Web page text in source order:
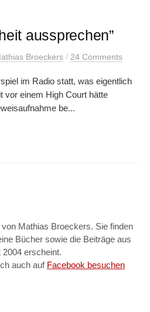
aussprechen”
Broeckers / 24 Comments
im Radio statt, was eigentlich
vor einem High Court hätte
be...
Mathias Broeckers. Sie finden
Bücher sowie die Beiträge aus
erscheint.
auch auf Facebook besuchen